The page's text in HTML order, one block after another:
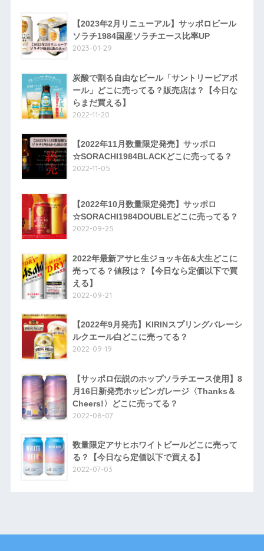
【2023年2月リニューアル】サッポロビール
ソラチ1984国産ソラチエース比率UP
2023-01-29
炭酸で割る自由なビール「サントリービアボ
ール」どこに売ってる？販売店は？【今日な
らまだ買える】
2022-11-20
【2022年11月数量限定発売】サッポロ
☆SORACHI1984BLACKどこに売ってる？
2022-11-05
【2022年10月数量限定発売】サッポロ
☆SORACHI1984DOUBLEどこに売ってる？
2022-09-25
2022年最新アサヒ生ジョッキ缶&大生どこに
売ってる？値段は？【今日なら定価以下で買
える】
2022-09-21
【2022年9月発売】KIRINスプリングバレーシ
ルクエール白どこに売ってる？
2022-09-19
【サッポロ伝説のホップソラチエース使用】8
月16日新発売ホッピンガレージ〈Thanks＆
Cheers!〉どこに売ってる？
2022-08-07
数量限定アサヒホワイトビールどこに売って
る？【今日なら定価以下で買える】
2022-07-03